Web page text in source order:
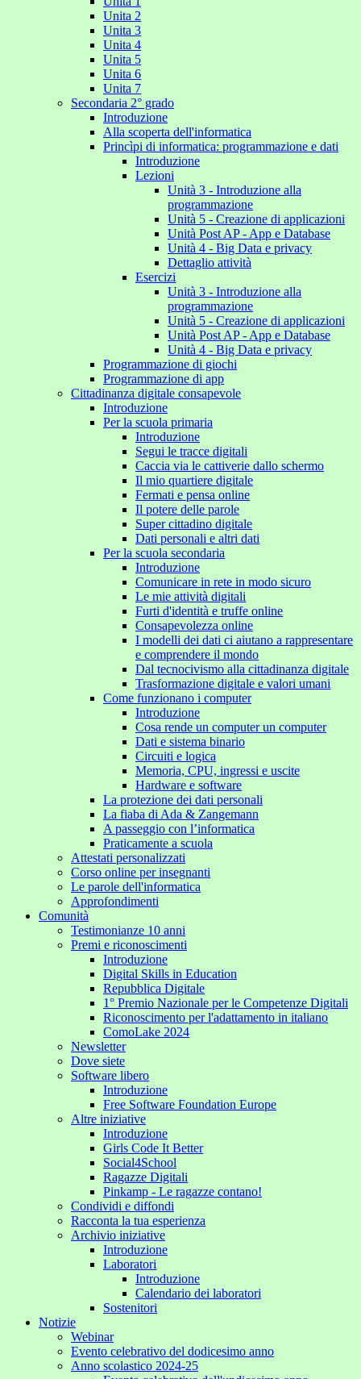
Unita 2
Unita 3
Unita 4
Unita 5
Unita 6
Unita 7
Secondaria 2° grado
Introduzione
Alla scoperta dell'informatica
Princìpi di informatica: programmazione e dati
Introduzione
Lezioni
Unità 3 - Introduzione alla
programmazione
Unità 5 - Creazione di applicazioni
Unità Post AP - App e Database
Unità 4 - Big Data e privacy
Dettaglio attività
Esercizi
Unità 3 - Introduzione alla
programmazione
Unità 5 - Creazione di applicazioni
Unità Post AP - App e Database
Unità 4 - Big Data e privacy
Programmazione di giochi
Programmazione di app
Cittadinanza digitale consapevole
Introduzione
Per la scuola primaria
Introduzione
Segui le tracce digitali
Caccia via le cattiverie dallo schermo
Il mio quartiere digitale
Fermati e pensa online
Il potere delle parole
Super cittadino digitale
Dati personali e altri dati
Per la scuola secondaria
Introduzione
Comunicare in rete in modo sicuro
Le mie attività digitali
Furti d'identità e truffe online
Consapevolezza online
I modelli dei dati ci aiutano a rappresentare
e comprendere il mondo
Dal tecnocivismo alla cittadinanza digitale
Trasformazione digitale e valori umani
Come funzionano i computer
Introduzione
Cosa rende un computer un computer
Dati e sistema binario
Circuiti e logica
Memoria, CPU, ingressi e uscite
Hardware e software
La protezione dei dati personali
La fiaba di Ada & Zangemann
A passeggio con l’informatica
Praticamente a scuola
Attestati personalizzati
Corso online per insegnanti
Le parole dell'informatica
Approfondimenti
Comunità
Testimonianze 10 anni
Premi e riconoscimenti
Introduzione
Digital Skills in Education
Repubblica Digitale
1° Premio Nazionale per le Competenze Digitali
Riconoscimento per l'adattamento in italiano
ComoLake 2024
Newsletter
Dove siete
Software libero
Introduzione
Free Software Foundation Europe
Altre iniziative
Introduzione
Girls Code It Better
Social4School
Ragazze Digitali
Pinkamp - Le ragazze contano!
Condividi e diffondi
Racconta la tua esperienza
Archivio iniziative
Introduzione
Laboratori
Introduzione
Calendario dei laboratori
Sostenitori
Notizie
Webinar
Evento celebrativo del dodicesimo anno
Anno scolastico 2024-25